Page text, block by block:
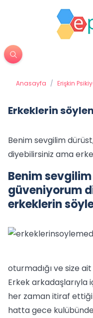
Anasayfa / Erişkin
Erkeklerin
Benim sevgilim
diyebilirsiniz ama
Benim
güveniyorum
erkeklerin
oturmadığı ve size
Erkek arkadaşlarıyla
her zaman itiraf
hatta gece